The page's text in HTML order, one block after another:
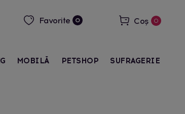
Favorite 0 Coș 0
MOBILĂ PETSHOP SUFRAGERIE